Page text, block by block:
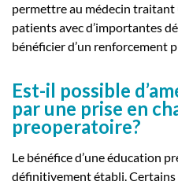
permettre au médecin traitant
patients avec d’importantes
bénéficier d’un renforcement
Est-il possible
par une prise en
preoperatoire?
Le bénéfice d’une éducation
définitivement établi.